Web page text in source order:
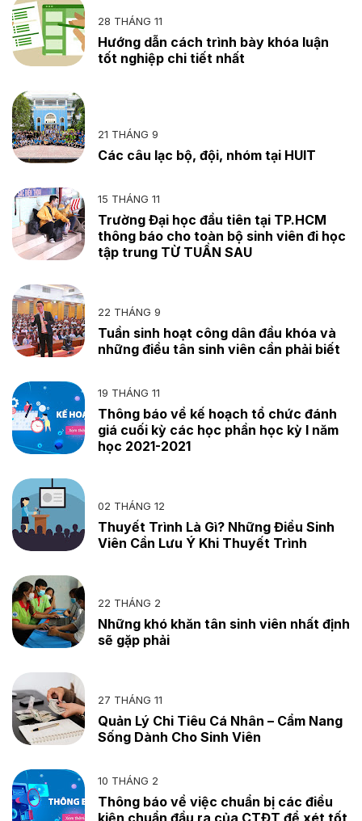
28 THÁNG 11
Hướng dẫn cách trình bày khóa luận
tốt nghiệp chi tiết nhất
21 THÁNG 9
Các câu lạc bộ, đội, nhóm tại HUIT
15 THÁNG 11
Trường Đại học đầu tiên tại TP.HCM
thông báo cho toàn bộ sinh viên đi học
tập trung TỪ TUẦN SAU
22 THÁNG 9
Tuần sinh hoạt công dân đầu khóa và
những điều tân sinh viên cần phải biết
19 THÁNG 11
Thông báo về kế hoạch tổ chức đánh
giá cuối kỳ các học phần học kỳ I năm
học 2021-2021
02 THÁNG 12
Thuyết Trình Là Gì? Những Điều Sinh
Viên Cần Lưu Ý Khi Thuyết Trình
22 THÁNG 2
Những khó khăn tân sinh viên nhất định
sẽ gặp phải
27 THÁNG 11
Quản Lý Chi Tiêu Cá Nhân – Cẩm Nang
Sống Dành Cho Sinh Viên
10 THÁNG 2
Thông báo về việc chuẩn bị các điều